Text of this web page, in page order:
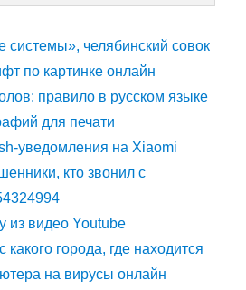
челябинский совок
по картинке онлайн
правило в русском языке
для печати
уведомления на Xiaomi
кто звонил с
из видео Youtube
города, где находится
на вирусы онлайн